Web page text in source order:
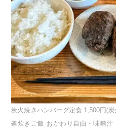
炭火焼きハンバーグ定食 1,500円(
釜炊きご飯 おかわり自由・味噌